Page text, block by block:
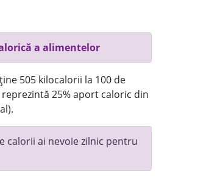
a alimentelor
505 kilocalorii la 100 de
25% aport caloric din
calorii ai nevoie zilnic pentru